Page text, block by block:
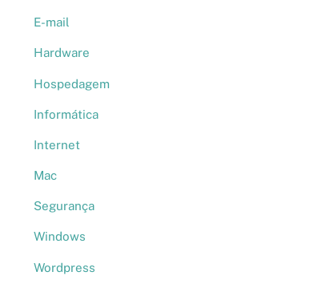
E-mail
Hardware
Hospedagem
Informática
Internet
Mac
Segurança
Windows
Wordpress